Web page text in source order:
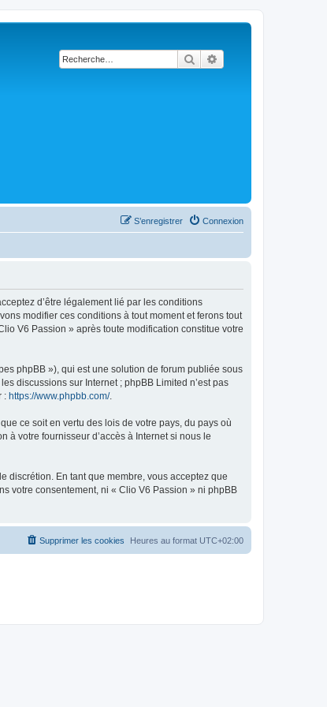
Rechercher
Connexion
S’enregistrer
d’être légalement lié par les conditions
modifier ces conditions à tout moment et ferons tout
V6 Passion » après toute modification constitue votre
phpBB »), qui est une solution de forum publiée sous
discussions sur Internet ; phpBB Limited n’est pas
: https://www.phpbb.com/.
ce soit en vertu des lois de votre pays, du pays où
votre fournisseur d’accès à Internet si nous le
discrétion. En tant que membre, vous acceptez que
votre consentement, ni « Clio V6 Passion » ni phpBB
Heures au format UTC+02:00
Supprimer les cookies